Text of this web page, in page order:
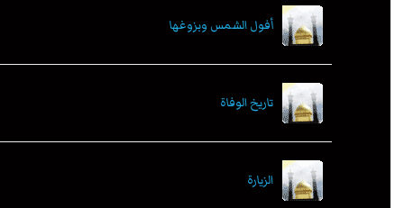
أفول الشمس وبزوغها
تاريخ الوفاة
الزيارة